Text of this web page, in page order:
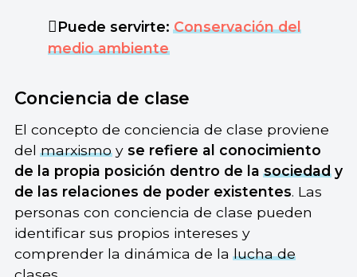
Puede servirte:Conservación del
medio ambiente
Conciencia de clase
El concepto de conciencia de clase proviene
delmarxismoy se refiere al conocimiento
de la propia posición dentro de lasociedady
de las relaciones de poder existentes. Las
personas con conciencia de clase pueden
identificar sus propios intereses y
comprender la dinámica de lalucha de